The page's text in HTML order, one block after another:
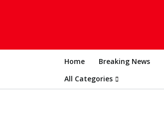
Home Breaking News
All Categories